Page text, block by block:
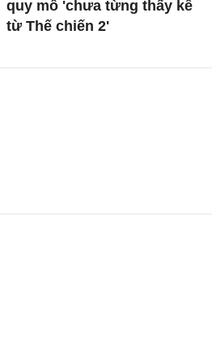
quy mô 'chưa từng thấy kể
từ Thế chiến 2'